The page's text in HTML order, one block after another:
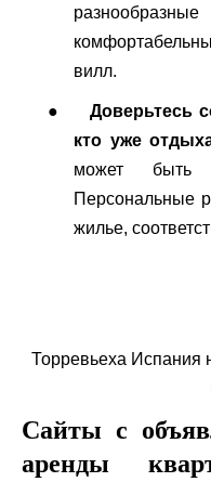
вилл.
●
Доверьтесь
кто уже
может быть
Персональные
жилье,
Торревьеха Испания
Сайты с
аренды